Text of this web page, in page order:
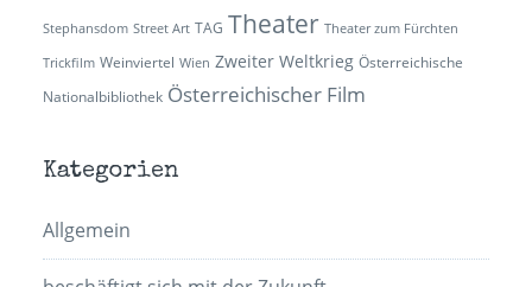
Stephansdom Street Art TAG Theater Theater zum Fürchten
Trickfilm Weinviertel Wien Zweiter Weltkrieg Österreichische
Nationalbibliothek Österreichischer Film
Kategorien
Allgemein